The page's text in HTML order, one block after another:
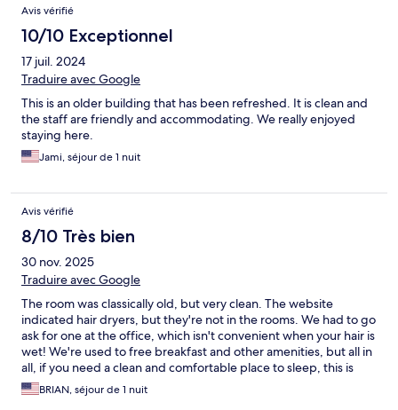
Avis vérifié
10/10 Exceptionnel
17 juil. 2024
Traduire avec Google
This is an older building that has been refreshed. It is clean and
the staff are friendly and accommodating. We really enjoyed
staying here.
Jami, séjour de 1 nuit
Avis vérifié
8/10 Très bien
30 nov. 2025
Traduire avec Google
The room was classically old, but very clean. The website
indicated hair dryers, but they're not in the rooms. We had to go
ask for one at the office, which isn't convenient when your hair is
wet! We're used to free breakfast and other amenities, but all in
all, if you need a clean and comfortable place to sleep, this is
fine!BRIAN, séjour de 1 nuit